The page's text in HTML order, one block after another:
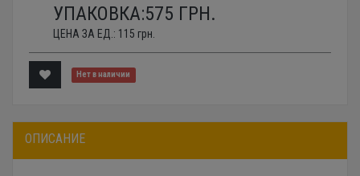
УПАКОВКА:575 ГРН.
ЦЕНА ЗА ЕД.: 115 грн.
Нет в наличии
ОПИСАНИЕ